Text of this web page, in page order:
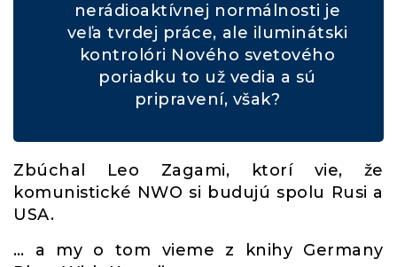
nerádioaktívnej normálnosti je
veľa tvrdej práce, ale iluminátski
kontrolóri Nového svetového
poriadku to už vedia a sú
pripravení, však?
Zbúchal Leo Zagami, ktorí vie, že
komunistické NWO si budujú spolu Rusi a
USA.
… a my o tom vieme z knihy Germany